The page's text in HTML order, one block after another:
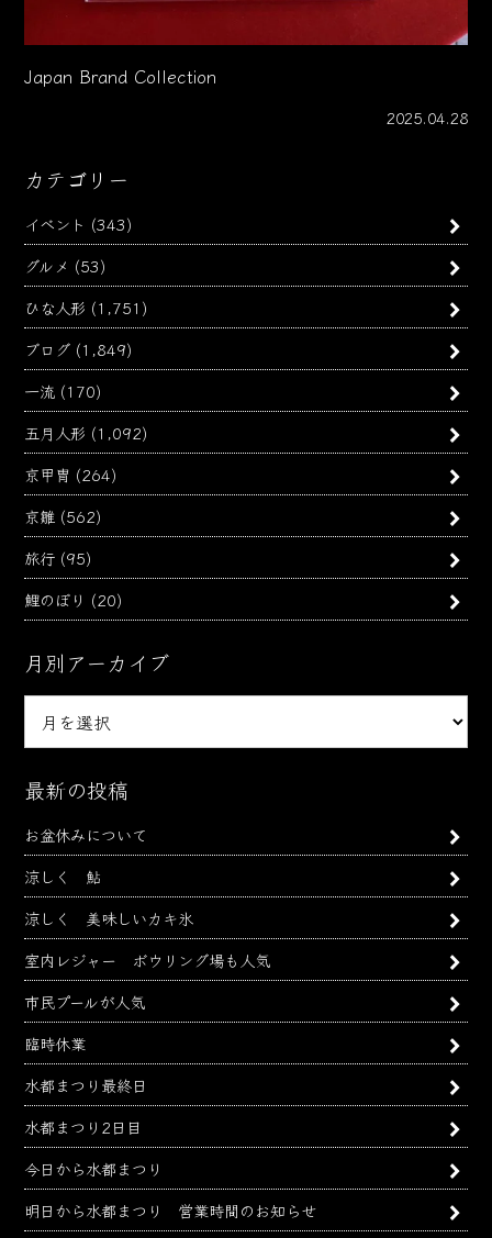
Japan Brand Collection
2025.04.28
カテゴリー
イベント (343)
グルメ (53)
ひな人形 (1,751)
ブログ (1,849)
一流 (170)
五月人形 (1,092)
京甲冑 (264)
京雛 (562)
旅行 (95)
鯉のぼり (20)
月別アーカイブ
ー
イ
ブ
最新の投稿
お盆休みについて
涼しく 鮎
涼しく 美味しいカキ氷
室内レジャー ボウリング場も人気
市民プールが人気
臨時休業
水都まつり最終日
水都まつり2日目
今日から水都まつり
明日から水都まつり 営業時間のお知らせ